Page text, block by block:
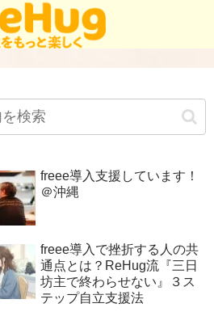
freee導入支援しています！
＠沖縄
freee導入で挫折する人の共
通点とは？ReHug流『三日
坊主で終わらせない』３ス
テップ自立支援法